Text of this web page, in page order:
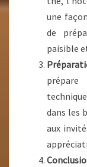
une
de
paisible
dans les
aux